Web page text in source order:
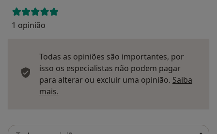
1 opinião
Todas as opiniões são importantes, por
isso os especialistas não podem pagar
para alterar ou excluir uma opinião. Saiba
mais.